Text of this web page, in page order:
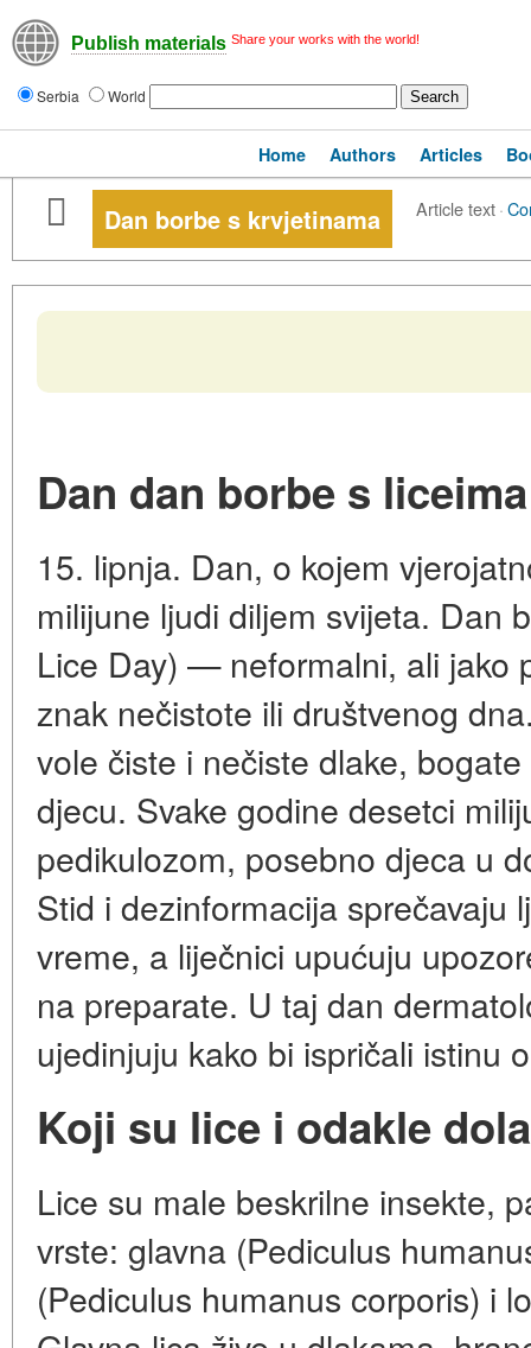
Publish materials Share your works with the world!
Serbia World
Home Authors Articles
Dan borbe s krvjetinama Article text·
Dan dan borbe s liceima
15. lipnja. Dan, o kojem
milijune ljudi diljem svijeta. Dan
Lice Day) — neformalni, ali jako
znak nečistote ili društvenog
vole čiste i nečiste dlake,
djecu. Svake godine desetci
pedikulozom, posebno djeca u
Stid i dezinformacija sprečavaju
vreme, a liječnici upućuju
na preparate. U taj dan
ujedinjuju kako bi ispričali istinu
Koji su lice i odakle
Lice su male beskrilne insekte,
vrste: glavna (Pediculus
(Pediculus humanus corporis) i